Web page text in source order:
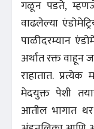
गळून पडते,
वाढलेल्या
पाळीदरम्यान
अर्थात रक्त वाहून
राहातात. प्रत्येक
मेदयुक्त पेशी
आतील भागात थर